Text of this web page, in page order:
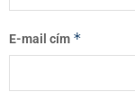
E-mail cím *